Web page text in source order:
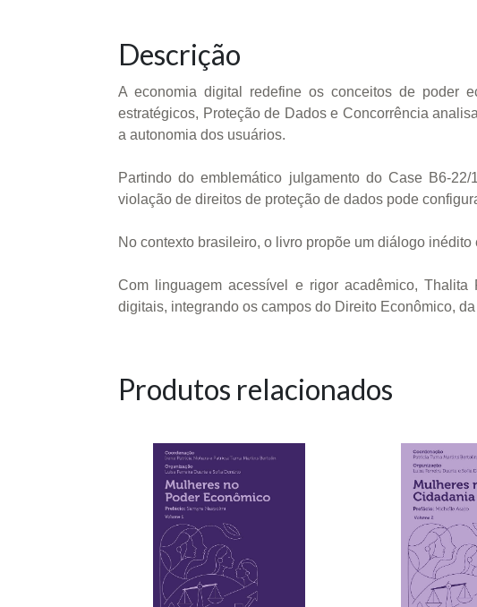
Descrição
A economia digital redefine os conceitos de poder
estratégicos, Proteção de Dados e Concorrência
a autonomia dos usuários.
Partindo do emblemático julgamento do Case B6-
violação de direitos de proteção de dados pode
No contexto brasileiro, o livro propõe um diálogo
Com linguagem acessível e rigor acadêmico,
digitais, integrando os campos do Direito Econômico,
Produtos relacionados